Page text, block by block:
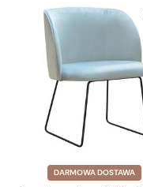
DARMOWA DOSTAWA